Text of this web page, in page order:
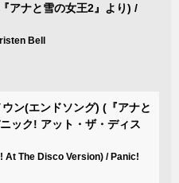
アナと雪の女王2』より) /
Bell
ン(エンドソング) (『アナと
ック! アット・ザ・ディス
At The Disco Version) / Panic!